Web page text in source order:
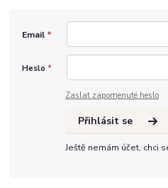
Email *
Heslo *
Zaslat zapomenuté heslo
Přihlásit se
Ještě nemám účet, chci